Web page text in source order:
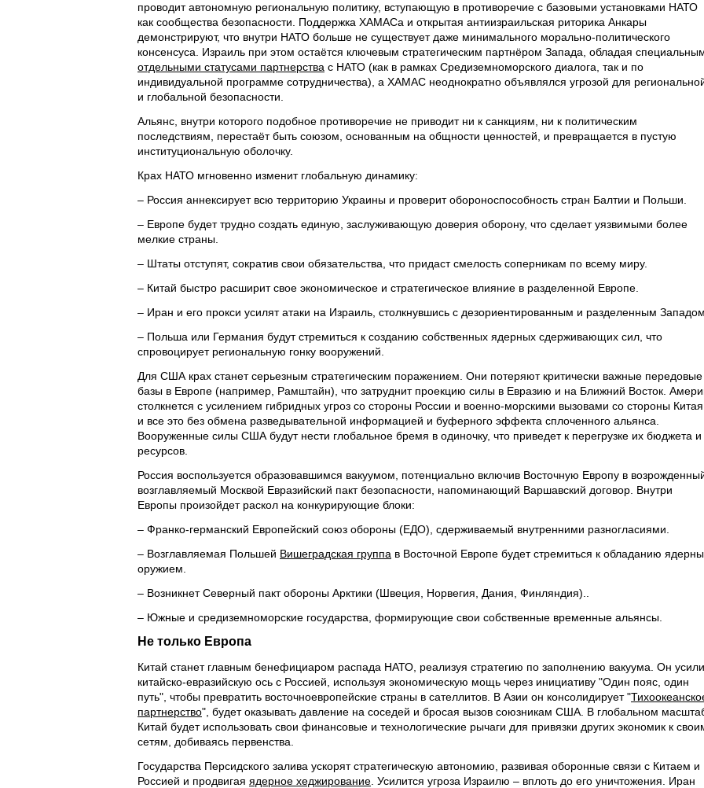
проводит автономную региональную политику, вступающую в противоречие с базовыми установками НАТО
как сообщества безопасности. Поддержка ХАМАСа и открытая антиизраильская риторика Анкары
демонстрируют, что внутри НАТО больше не существует даже минимального морально-политического
консенсуса. Израиль при этом остаётся ключевым стратегическим партнёром Запада, обладая
отдельными статусами партнерства с НАТО (как в рамках Средиземноморского диалога, так и по
индивидуальной программе сотрудничества), а ХАМАС неоднократно объявлялся угрозой для
и глобальной безопасности.
Альянс, внутри которого подобное противоречие не приводит ни к санкциям, ни к политическим
последствиям, перестаёт быть союзом, основанным на общности ценностей, и превращается в пустую
институциональную оболочку.
Крах НАТО мгновенно изменит глобальную динамику:
– Россия аннексирует всю территорию Украины и проверит обороноспособность стран Балтии и Польши.
– Европе будет трудно создать единую, заслуживающую доверия оборону, что сделает уязвимыми более
мелкие страны.
– Штаты отступят, сократив свои обязательства, что придаст смелость соперникам по всему миру.
– Китай быстро расширит свое экономическое и стратегическое влияние в разделенной Европе.
– Иран и его прокси усилят атаки на Израиль, столкнувшись с дезориентированным и разделенным Западом.
– Польша или Германия будут стремиться к созданию собственных ядерных сдерживающих сил, что
спровоцирует региональную гонку вооружений.
Для США крах станет серьезным стратегическим поражением. Они потеряют критически важные передовые
базы в Европе (например, Рамштайн), что затруднит проекцию силы в Евразию и на Ближний Восток.
столкнется с усилением гибридных угроз со стороны России и военно-морскими вызовами со стороны Китая,
и все это без обмена разведывательной информацией и буферного эффекта сплоченного альянса.
Вооруженные силы США будут нести глобальное бремя в одиночку, что приведет к перегрузке их бюджета и
ресурсов.
Россия воспользуется образовавшимся вакуумом, потенциально включив Восточную Европу в
возглавляемый Москвой Евразийский пакт безопасности, напоминающий Варшавский договор. Внутри
Европы произойдет раскол на конкурирующие блоки:
– Франко-германский Европейский союз обороны (ЕДО), сдерживаемый внутренними разногласиями.
– Возглавляемая Польшей Вишеградская группа в Восточной Европе будет стремиться к обладанию
оружием.
– Возникнет Северный пакт обороны Арктики (Швеция, Норвегия, Дания, Финляндия)..
– Южные и средиземноморские государства, формирующие свои собственные временные альянсы.
Не только Европа
Китай станет главным бенефициаром распада НАТО, реализуя стратегию по заполнению вакуума. Он
китайско-евразийскую ось с Россией, используя экономическую мощь через инициативу "Один пояс, один
путь", чтобы превратить восточноевропейские страны в сателлитов. В Азии он консолидирует "
партнерство", будет оказывать давление на соседей и бросая вызов союзникам США. В глобальном
Китай будет использовать свои финансовые и технологические рычаги для привязки других экономик к
сетям, добиваясь первенства.
Государства Персидского залива ускорят стратегическую автономию, развивая оборонные связи с Китаем и
Россией и продвигая ядерное хеджирование . Усилится угроза Израилю – вплоть до его уничтожения. Иран